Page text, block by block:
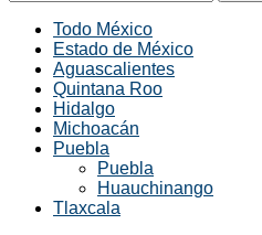
Todo México
Estado de México
Aguascalientes
Quintana Roo
Hidalgo
Michoacán
Puebla
Puebla
Huauchinango
Tlaxcala